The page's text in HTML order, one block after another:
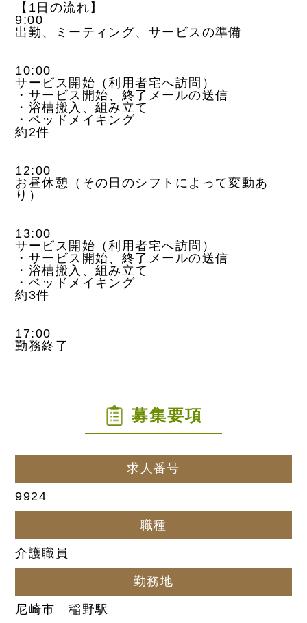
【1日の流れ】
9:00
出勤、ミーティング、サービスの準備
10:00
サービス開始（利用者宅へ訪問）
・サービス開始、終了メールの送信
・浴槽搬入、組み立て
・ベッドメイキング
約2件
12:00
お昼休憩（その日のシフトによって変動あ
り）
13:00
サービス開始（利用者宅へ訪問）
・サービス開始、終了メールの送信
・浴槽搬入、組み立て
・ベッドメイキング
約3件
17:00
勤務終了
募集要項
求人番号
9924
職種
介護職員
勤務地
尼崎市 稲野駅